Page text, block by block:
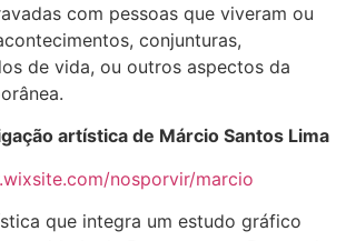
com pessoas que viveram ou
conjunturas,
de vida, ou outros aspectos da
artística de Márcio Santos Lima
nosporvir/marcio
que integra um estudo gráfico